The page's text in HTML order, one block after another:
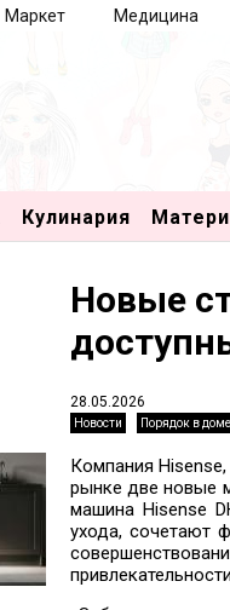
Маркет Медицина
Кулинария
Новые
28.05.2026
Новости Порядок в доме
Компания
рынке две новые
машина Hisense
ухода, сочетают